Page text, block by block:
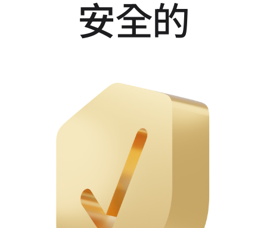
安全的